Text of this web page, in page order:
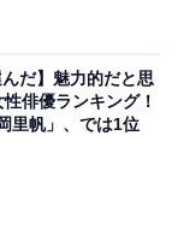
んだ】魅力的だと思
俳優ランキング！
里帆」、では1位